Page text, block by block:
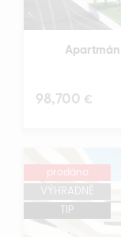
Apartmán
98,700 €
prodáno
VÝHRADNĚ
TIP